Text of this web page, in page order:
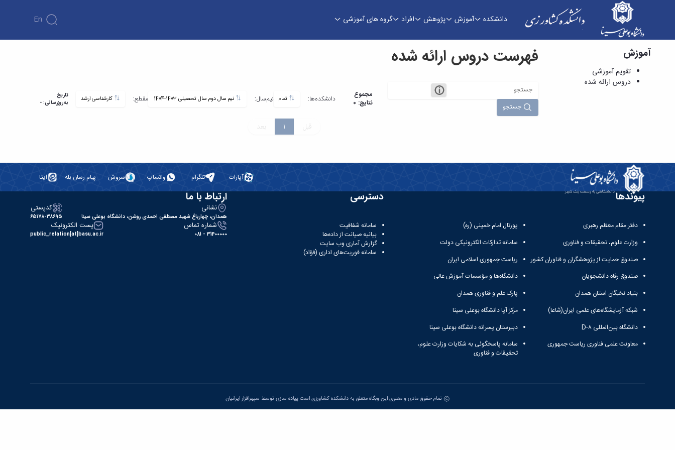
دانشکده آموزش پژوهش افراد گروه های آموزشی En
دروس ارائه شده - دانشکده کشاورزی
آموزش
تقویم آموزشی
دروس ارائه شده
فهرست دروس ارائه شده
جستجو
مجموع
نتایج: 0
دانشکده‌ها: نیم‌سال: نیم سال دوم سال تحصیلی 1403-1404 مقطع:
تاریخ
به‌روزرسانی: -
قبل 1 بعد
آپارات تلگرام واتساپ سروش پیام رسان بله ایتا
پیوندها
دفتر مقام معظم رهبری
وزارت علوم، تحقیقات و فناوری
صندوق حمایت از پژوهشگران و فناوران کشور
صندوق رفاه دانشجویان
بنیاد نخبگان استان همدان
شبکه آزمایشگاه‌های علمی ایران(شاعا)
دانشگاه بین‌المللی D-۸
معاونت علمی فناوری ریاست جمهوری
پورتال امام خمینی (ره)
سامانه تدارکات الکترونیکی دولت
ریاست جمهوری اسلامی ایران
دانشگاه‌ها و مؤسسات آموزش عالی
پارک علم و فناوری همدان
مرکز آپا دانشگاه بوعلی سینا
دبیرستان پسرانه دانشگاه بوعلی سینا
سامانه پاسخگوئی به شکایات وزارت علوم،
تحقیقات و فناوری
دسترسی
سامانه شفافیت
بیانیه صیانت از داده‌ها
گزارش آماری وب‌ سایت
سامانه فوریت‌های اداری (فؤاد)
ارتباط با ما
نشانی
همدان، چهارباغ شهید مصطفی احمدی روشن، دانشگاه بوعلی سینا
کدپستی
۶۵۱۷۸-۳۸۶۹۵
شماره تماس
31400000 - 081
پست الکترونیک
public_relation[at]basu.ac.ir
تمام حقوق مادی و معنوی این وبگاه متعلق به دانشکده کشاورزی است.پیاده سازی توسط سپهرافزار ایرانیان